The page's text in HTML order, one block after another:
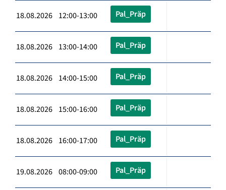
18.08.2026 12:00-13:00 Pal_Präp
18.08.2026 13:00-14:00 Pal_Präp
18.08.2026 14:00-15:00 Pal_Präp
18.08.2026 15:00-16:00 Pal_Präp
18.08.2026 16:00-17:00 Pal_Präp
19.08.2026 08:00-09:00 Pal_Präp